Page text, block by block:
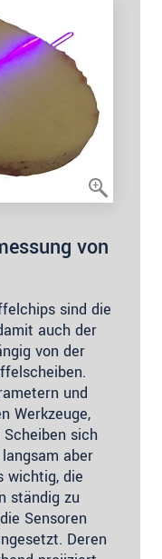
von
sind die
auch der
von der
und
Werkzeuge,
sich
aber
wichtig, die
ständig zu
Sensoren
Deren